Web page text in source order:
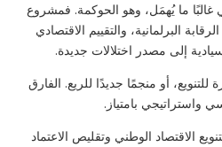
غالبًا ما يُهمَل، وهو الحوكمة. فمشروع
البرلمانية، والتقييم الاقتصادي
إلى مصدر اختلالات جديدة.
أو منجمًا جديدًا للريع. الفارق
واستراتيجي بامتياز.
الاقتصاد الوطني وتقليص الاعتماد